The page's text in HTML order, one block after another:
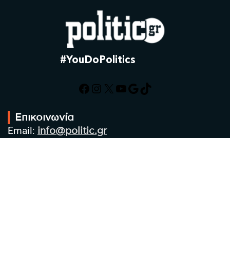
#YouDoPolitics
Facebook
Instagram
X YouTube
Google
TikTok
Επικοινωνία
Email: info@politic.gr